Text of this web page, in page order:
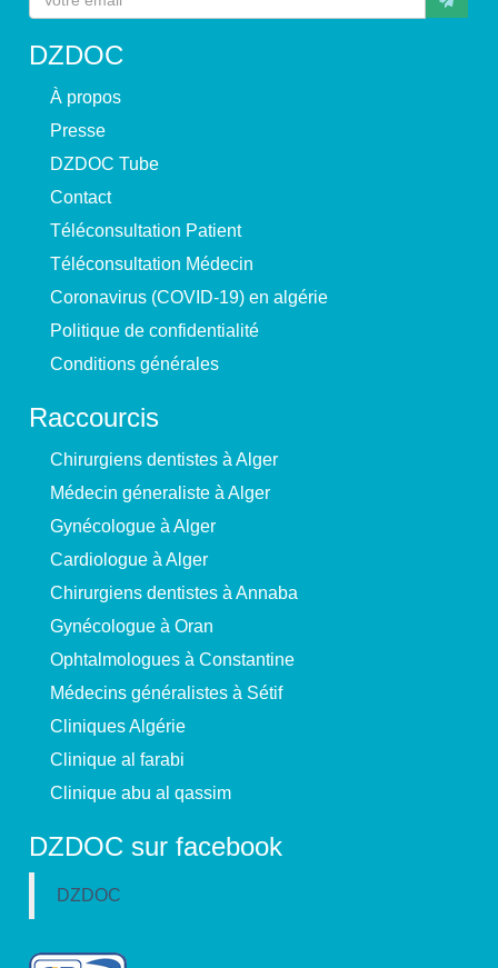
DZDOC
À propos
Presse
DZDOC Tube
Contact
Téléconsultation Patient
Téléconsultation Médecin
Coronavirus (COVID-19) en algérie
Politique de confidentialité
Conditions générales
Raccourcis
Chirurgiens dentistes à Alger
Médecin géneraliste à Alger
Gynécologue à Alger
Cardiologue à Alger
Chirurgiens dentistes à Annaba
Gynécologue à Oran
Ophtalmologues à Constantine
Médecins généralistes à Sétif
Cliniques Algérie
Clinique al farabi
Clinique abu al qassim
DZDOC sur facebook
DZDOC